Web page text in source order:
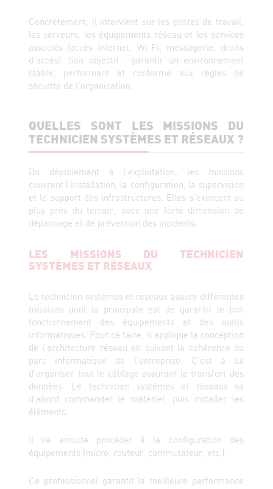
Concrètement, il intervient sur les postes de travail,
les serveurs, les équipements réseau et les services
associés (accès Internet, Wi-Fi, messagerie, droits
d’accès). Son objectif : garantir un environnement
stable, performant et conforme aux règles de
sécurité de l’organisation.
QUELLES SONT LES MISSIONS DU
TECHNICIEN SYSTÈMES ET RÉSEAUX ?
Du déploiement à l’exploitation, les missions
couvrent l’installation, la configuration, la supervision
et le support des infrastructures. Elles s’exercent au
plus près du terrain, avec une forte dimension de
dépannage et de prévention des incidents.
LES MISSIONS DU TECHNICIEN
SYSTÈMES ET RÉSEAUX
Le technicien systèmes et réseaux assure différentes
missions dont la principale est de garantir le bon
fonctionnement des équipements et des outils
informatiques. Pour ce faire, il applique la conception
de l’architecture réseau en suivant la cohérence du
parc informatique de l’entreprise. C’est à lui
d’organiser tout le câblage assurant le transfert des
données. Le technicien systèmes et réseaux va
d’abord commander le matériel, puis installer les
éléments.
Il va ensuite procéder à la configuration des
équipements (micro, routeur, commutateur, etc.).
Ce professionnel garantit la meilleure performance